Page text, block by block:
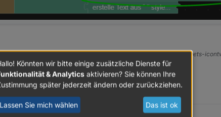
vis-inventwo, vis-2-widgets-inventwo, vis-icontwo, vis-2-widgets-
Könnten wir bitte einige zusätzliche Dienste für
& Analytics aktivieren? Sie können Ihre
später jederzeit ändern oder zurückziehen.
Lassen Sie mich wählen Das ist ok